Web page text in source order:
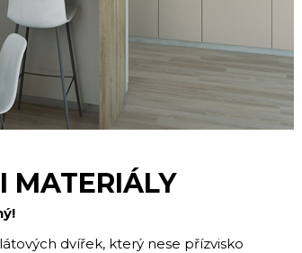
MATERIÁLY
dvířek, který nese přízvisko